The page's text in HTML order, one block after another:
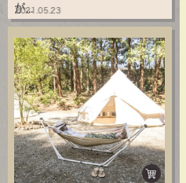
が...
2021.05.23